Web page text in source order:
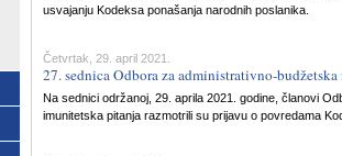
usvajanju Kodeksa ponašanja narodnih poslanika.
Četvrtak, 29. april 2021.
27. sednica Odbora za administrativno-
Na sednici održanoj, 29. aprila 2021. godine, članovi
imunitetska pitanja razmotrili su prijavu o povredama